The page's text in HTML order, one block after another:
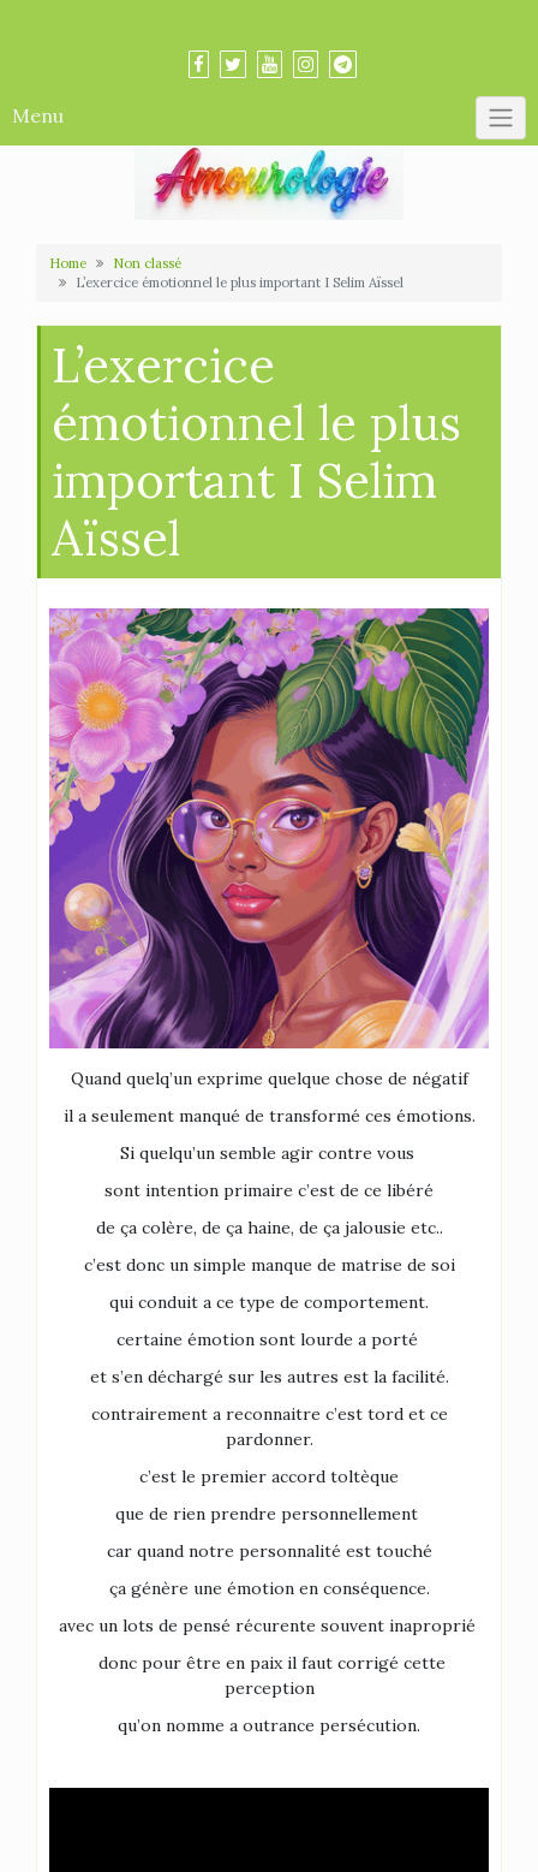
Menu
Home
Non classé
L’exercice émotionnel le plus important I Selim Aïssel
L’exercice
émotionnel le plus
important I Selim
Aïssel
Quand quelq’un exprime quelque chose de négatif
il a seulement manqué de transformé ces émotions.
Si quelqu’un semble agir contre vous
sont intention primaire c’est de ce libéré
de ça colère, de ça haine, de ça jalousie etc..
c’est donc un simple manque de matrise de soi
qui conduit a ce type de comportement.
certaine émotion sont lourde a porté
et s’en déchargé sur les autres est la facilité.
contrairement a reconnaitre c’est tord et ce
pardonner.
c’est le premier accord toltèque
que de rien prendre personnellement
car quand notre personnalité est touché
ça génère une émotion en conséquence.
avec un lots de pensé récurente souvent inaproprié
donc pour être en paix il faut corrigé cette
perception
qu’on nomme a outrance persécution.